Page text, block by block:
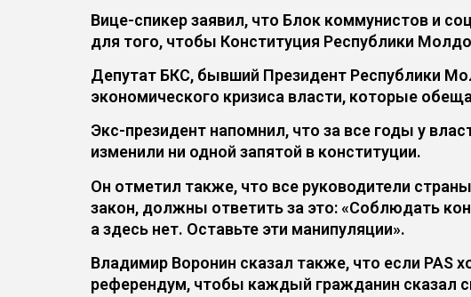
Вице-спикер заявил, что Блок коммунистов и
для того, чтобы Конституция Республики
Депутат БКС, бывший Президент Республики
экономического кризиса власти, которые
Экс-президент напомнил, что за все годы у
изменили ни одной запятой в конституции.
Он отметил также, что все руководители
закон, должны ответить за это: «Соблюдать
а здесь нет. Оставьте эти манипуляции».
Владимир Воронин сказал также, что если PAS
референдум, чтобы каждый гражданин сказал